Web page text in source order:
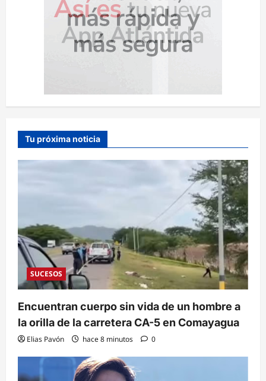
Tu próxima noticia
SUCESOS
Encuentran cuerpo sin vida de un hombre a
la orilla de la carretera CA-5 en Comayagua
Elias Pavón hace 8 minutos 0